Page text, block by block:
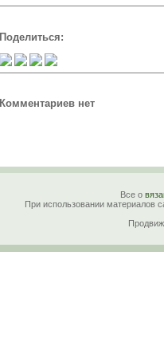
Поделиться:
Комментариев нет
Все о
При использовании материалов